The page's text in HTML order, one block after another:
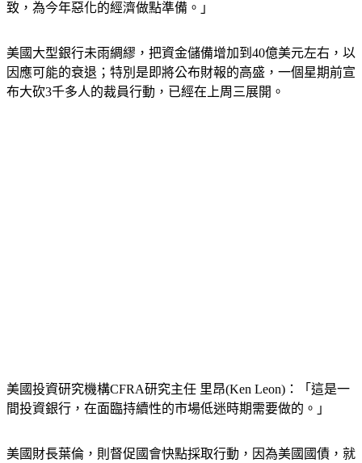
致，為今年惡化的經濟做點準備。」
美國大型銀行未雨綢繆，把資金儲備增加到40億美元左右，以
因應可能的衰退；特別是即將公布財報的高盛，一個星期前宣
布大砍3千多人的裁員行動，已經在上周三展開。
美國投資研究機構CFRA研究主任 里昂(Ken Leon)：「這是一
間投資銀行，在面臨持續性的市場低迷時期需要做的。」
美國財長葉倫，則督促國會快點採取行動，因為美國國債，就